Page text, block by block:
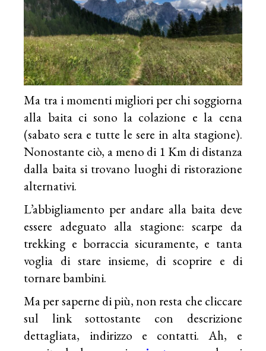
Ma tra i momenti migliori per chi soggiorna
alla baita ci sono la colazione e la cena
(sabato sera e tutte le sere in alta stagione).
Nonostante ciò, a meno di 1 Km di distanza
dalla baita si trovano luoghi di ristorazione
alternativi.
L’abbigliamento per andare alla baita deve
essere adeguato alla stagione: scarpe da
trekking e borraccia sicuramente, e tanta
voglia di stare insieme, di scoprire e di
tornare bambini.
Ma per saperne di più, non resta che cliccare
sul link sottostante con descrizione
dettagliata, indirizzo e contatti. Ah, e